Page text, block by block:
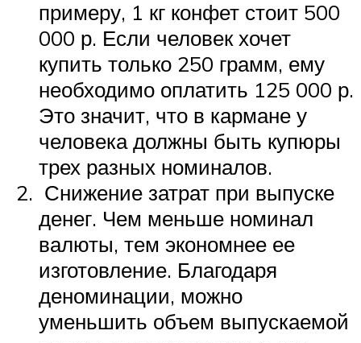
примеру, 1 кг конфет стоит 500
000 р. Если человек хочет
купить только 250 грамм, ему
необходимо оплатить 125 000 р.
Это значит, что в кармане у
человека должны быть купюры
трех разных номиналов.
Снижение затрат при выпуске
денег. Чем меньше номинал
валюты, тем экономнее ее
изготовление. Благодаря
деноминации, можно
уменьшить объем выпускаемой